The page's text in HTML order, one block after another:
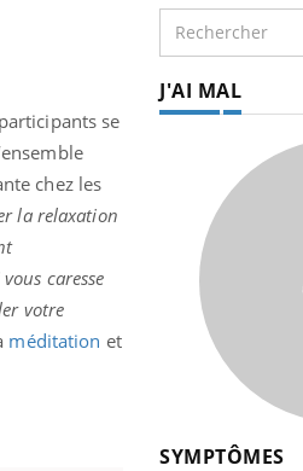
se
chez les
la relaxation
caresse
votre
méditation et
J'AI MAL
SYMPTÔMES